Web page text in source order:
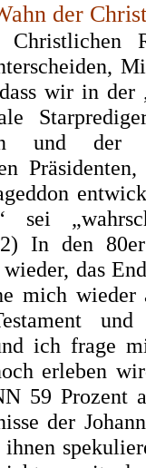
der
Christlichen
wir in der
und der
sei
In den
das
mich wieder
ich frage
erleben
59 Prozent
der